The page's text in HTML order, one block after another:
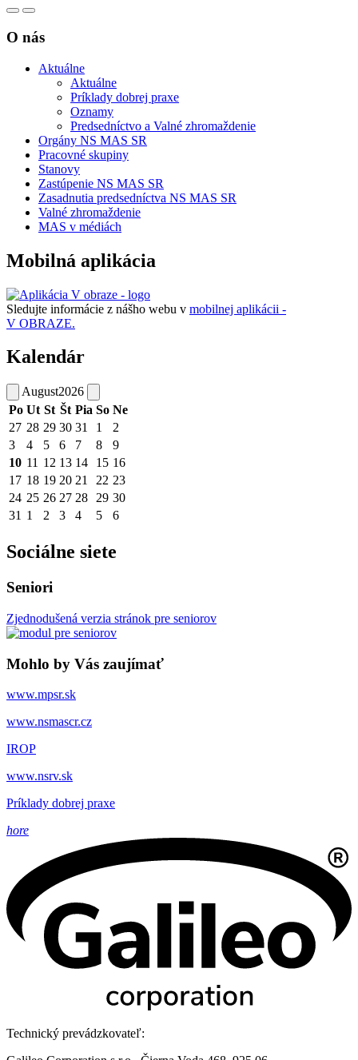
O nás
Aktuálne
Aktuálne
Príklady dobrej praxe
Oznamy
Predsedníctvo a Valné zhromaždenie
Orgány NS MAS SR
Pracovné skupiny
Stanovy
Zastúpenie NS MAS SR
Zasadnutia predsedníctva NS MAS SR
Valné zhromaždenie
MAS v médiách
Mobilná aplikácia
Sledujte informácie z nášho webu v mobilnej aplikácii -
V OBRAZE.
Kalendár
August2026
Po Ut St Št Pia So Ne
27 28 29 30 31 1
2
3
4 5 6 7 8
9
10 11 12 13 14 15 16
17 18 19 20 21 22 23
24 25 26 27 28 29 30
31 1 2 3 4 5 6
Sociálne siete
Seniori
Zjednodušená verzia stránok pre seniorov
Mohlo by Vás zaujímať
www.mpsr.sk
www.nsmascr.cz
IROP
www.nsrv.sk
Príklady dobrej praxe
hore
Technický prevádzkovateľ: